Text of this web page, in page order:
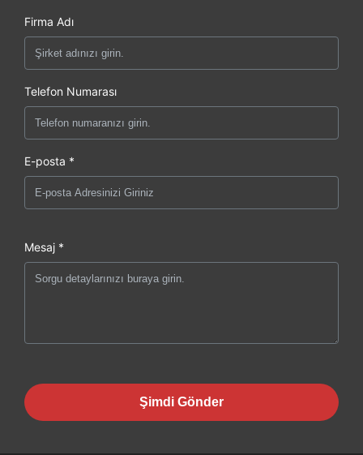
Firma Adı
Telefon Numarası
E-posta *
Mesaj *
Şimdi Gönder